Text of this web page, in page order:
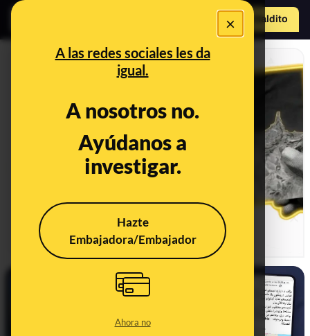
×
A las redes sociales les da
igual.
A nosotros no.
Ayúdanos a
investigar.
Hazte
Embajadora/Embajador
Ahora no
Hazte Maldita
Ceuta, hecho a hecho y
bulo a bulo